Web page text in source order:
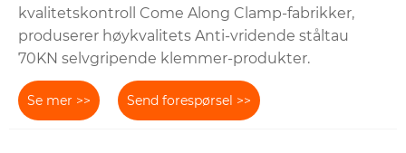
kvalitetskontroll Come Along Clamp-fabrikker,
produserer høykvalitets Anti-vridende ståltau
70KN selvgripende klemmer-produkter.
Se mer >> Send forespørsel >>